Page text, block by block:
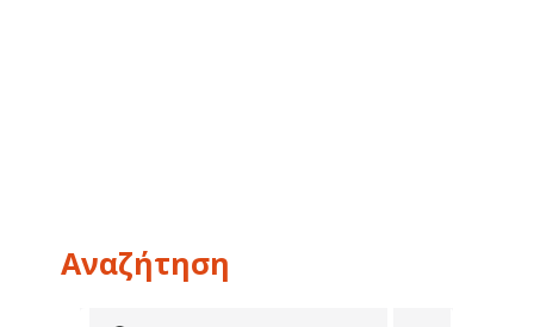
Αναζήτηση